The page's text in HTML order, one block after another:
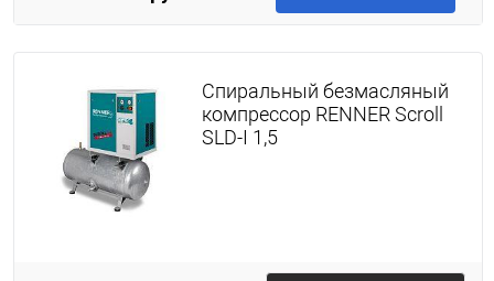
Спиральный безмасляный
компрессор RENNER Scroll
SLD-I 1,5